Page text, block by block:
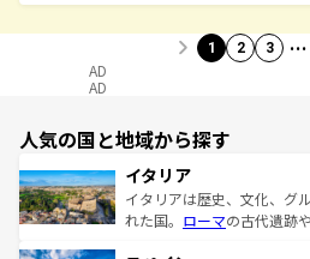
1 2 3 …
AD
AD
人気の国と地域から探す
イタリア
イタリアは歴史、文化、グ
れた国。 ローマの古代遺跡